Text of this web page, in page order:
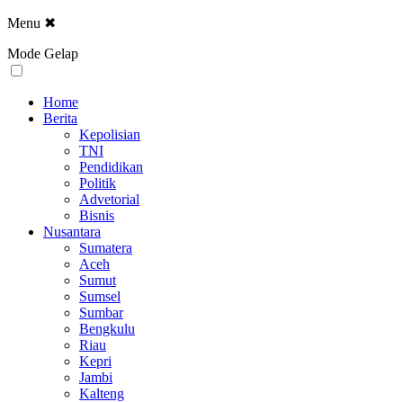
Menu ✖
Mode Gelap
Home
Berita
Kepolisian
TNI
Pendidikan
Politik
Advetorial
Bisnis
Nusantara
Sumatera
Aceh
Sumut
Sumsel
Sumbar
Bengkulu
Riau
Kepri
Jambi
Kalteng